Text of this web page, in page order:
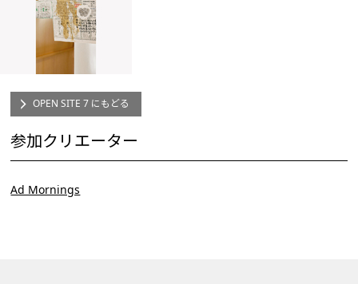
OPEN SITE 7 にもどる
参加クリエーター
Ad Mornings